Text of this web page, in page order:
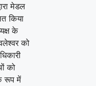
मेडल
किया
के
को
को
रूप में